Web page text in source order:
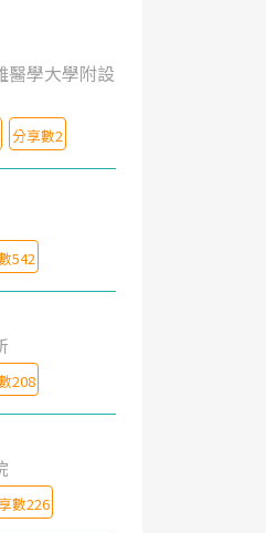
醫學大學附設
分享數2
542
208
數226